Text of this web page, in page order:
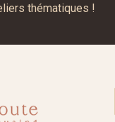
thématiques !